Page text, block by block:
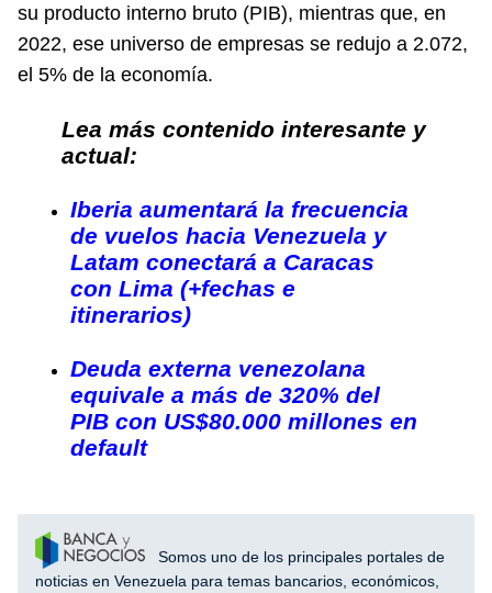
su producto interno bruto (PIB), mientras que, en
2022, ese universo de empresas se redujo a 2.072,
el 5% de la economía.
Lea más contenido interesante y
actual:
Iberia aumentará la frecuencia
de vuelos hacia Venezuela y
Latam conectará a Caracas
con Lima (+fechas e
itinerarios)
Deuda externa venezolana
equivale a más de 320% del
PIB con US$80.000 millones en
default
Somos uno de los principales portales de
noticias en Venezuela para temas bancarios, económicos,